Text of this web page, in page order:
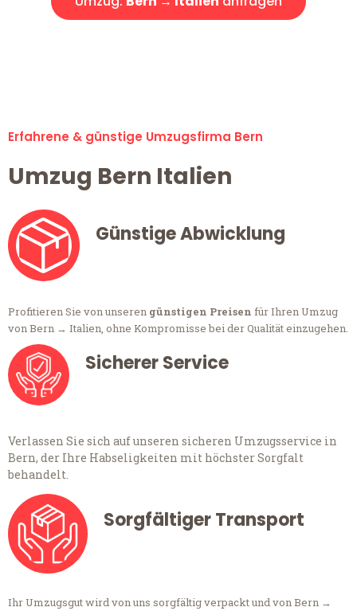
Erfahrene & günstige Umzugsfirma Bern
Umzug Bern Italien
Günstige Abwicklung
Profitieren Sie von unseren günstigen Preisen für Ihren Umzug
von Bern → Italien, ohne Kompromisse bei der Qualität einzugehen.
Sicherer Service
Verlassen Sie sich auf unseren sicheren Umzugsservice in
Bern, der Ihre Habseligkeiten mit höchster Sorgfalt
behandelt.
Sorgfältiger Transport
Ihr Umzugsgut wird von uns sorgfältig verpackt und von Bern →